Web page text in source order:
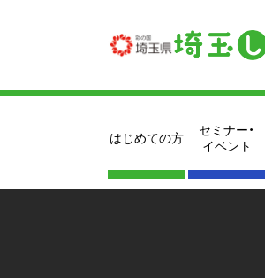
はじめての方
セミナー・
イベント